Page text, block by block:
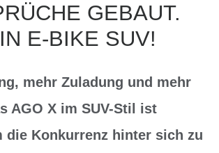
GEBAUT.
E-BIKE SUV!
mehr Zuladung und mehr
AGO X im SUV-Stil ist
die Konkurrenz hinter sich zu